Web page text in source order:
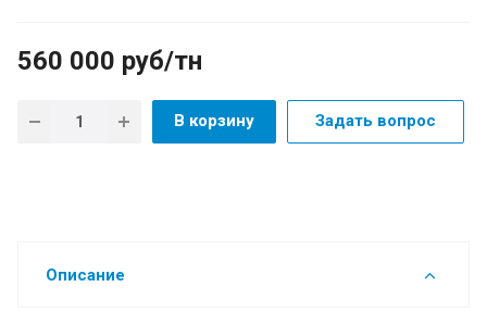
560 000 руб/тн
В корзину Задать вопрос
Описание